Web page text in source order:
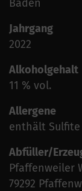
Baden
Jahrgang
2022
Alkoholgehalt
11 % vol.
Allergene
enthält Sulfite
Abfüller/
Pfaffenweiler
79292